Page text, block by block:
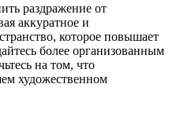
раздражение от
аккуратное и
которое повышает
более организованным
на том, что
художественном